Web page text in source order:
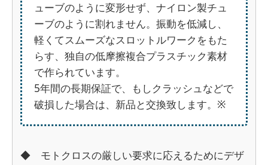
ューブのように変形せず、ナイロン製チュ
ーブのように割れません。振動を低減し、
軽くてスムーズなスロットルワークをもた
らす、独自の低摩擦複合プラスチック素材
で作られています。
5年間の長期保証で、もしクラッシュなどで
破損した場合は、新品と交換致します。※
◆ モトクロスの厳しい要求に応えるためにデザ